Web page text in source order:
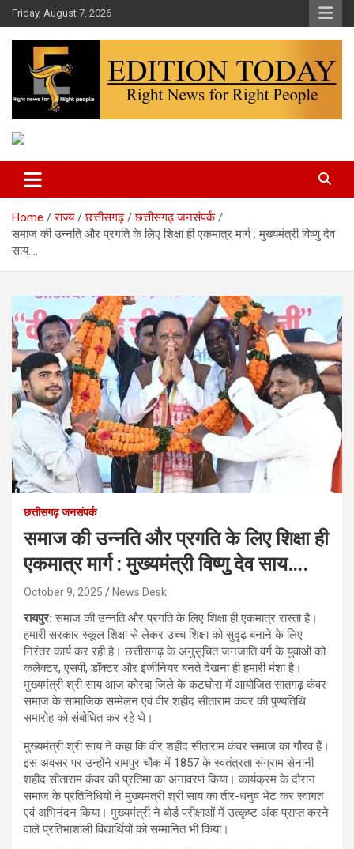
Skip
to
content
Friday, August 7, 2026
Edition Today
Home राज्य छत्तीसगढ़
छत्तीसगढ़ जनसंपर्क
समाज की उन्नति और प्रगति के लिए शिक्षा ही एकमात्र मार्ग : मुख्यमंत्री विष्णु देव
साय….
छत्तीसगढ़ जनसंपर्क
समाज की उन्नति और प्रगति के लिए शिक्षा ही
एकमात्र मार्ग : मुख्यमंत्री विष्णु देव साय….
October 9, 2025 News Desk
रायपुर: समाज की उन्नति और प्रगति के लिए शिक्षा ही एकमात्र रास्ता है।
हमारी सरकार स्कूल शिक्षा से लेकर उच्च शिक्षा को सुदृढ़ बनाने के लिए
निरंतर कार्य कर रही है। छत्तीसगढ़ के अनुसूचित जनजाति वर्ग के युवाओं को
कलेक्टर, एसपी, डॉक्टर और इंजीनियर बनते देखना ही हमारी मंशा है।
मुख्यमंत्री श्री साय आज कोरबा जिले के कटघोरा में आयोजित सातगढ़ कंवर
समाज के सामाजिक सम्मेलन एवं वीर शहीद सीताराम कंवर की पुण्यतिथि
समारोह को संबोधित कर रहे थे।
मुख्यमंत्री श्री साय ने कहा कि वीर शहीद सीताराम कंवर समाज का गौरव हैं।
इस अवसर पर उन्होंने रामपुर चौक में 1857 के स्वतंत्रता संग्राम सेनानी
शहीद सीताराम कंवर की प्रतिमा का अनावरण किया। कार्यक्रम के दौरान
समाज के प्रतिनिधियों ने मुख्यमंत्री श्री साय का तीर-धनुष भेंट कर स्वागत
एवं अभिनंदन किया। मुख्यमंत्री ने बोर्ड परीक्षाओं में उत्कृष्ट अंक प्राप्त करने
वाले प्रतिभाशाली विद्यार्थियों को सम्मानित भी किया।